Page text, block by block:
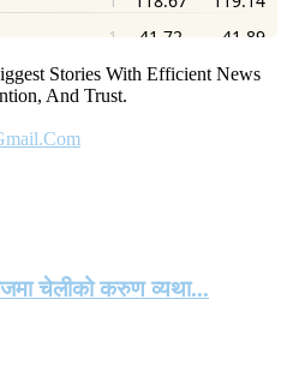
Stories With Efficient News
And Trust.
चेलीको करुण व्यथा...